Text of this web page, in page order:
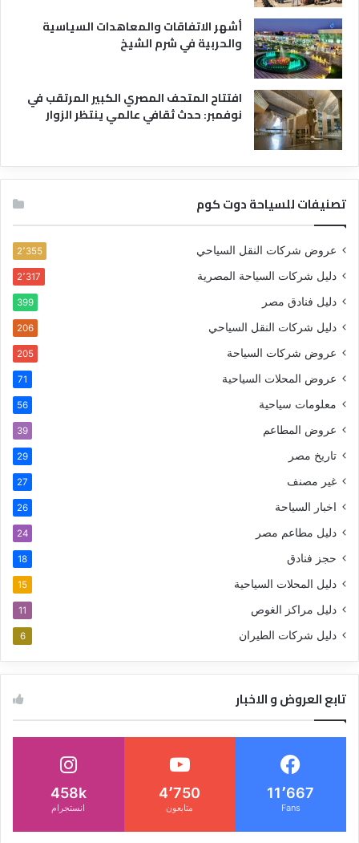
أشهر الاتفاقات والمعاهدات السياسية
والحربية في شرم الشيخ
افتتاح المتحف المصري الكبير المرتقب في
نوفمبر: حدث ثقافي عالمي ينتظر الزوار
تصنيفات للسياحة دوت كوم
عروض شركات النقل السياحي 2٬355
دليل شركات السياحة المصرية 2٬317
دليل فنادق مصر 399
دليل شركات النقل السياحي 206
عروض شركات السياحة 205
عروض المحلات السياحية 71
معلومات سياحية 56
عروض المطاعم 39
تاريخ مصر 29
غير مصنف 27
اخبار السياحة 26
دليل مطاعم مصر 24
حجز فنادق 18
دليل المحلات السياحية 15
دليل مراكز الغوص 11
دليل شركات الطيران 6
تابع العروض و الاخبار
11٬667
Fans
4٬750
متابعون
458k
انستجرام